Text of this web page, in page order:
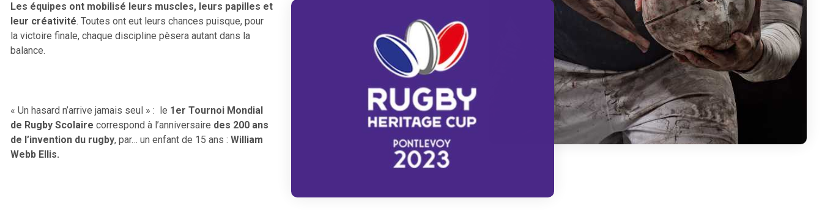
Les équipes ont mobilisé leurs muscles, leurs papilles et
leur créativité. Toutes ont eut leurs chances puisque, pour
la victoire finale, chaque discipline pèsera autant dans la
balance.
« Un hasard n’arrive jamais seul » : le 1er Tournoi Mondial
de Rugby Scolaire correspond à l’anniversaire des 200 ans
de l’invention du rugby, par… un enfant de 15 ans : William
Webb Ellis.